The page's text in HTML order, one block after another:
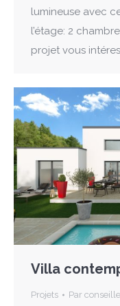
lumineuse avec
l’étage: 2
projet vous
Villa
Projets Par